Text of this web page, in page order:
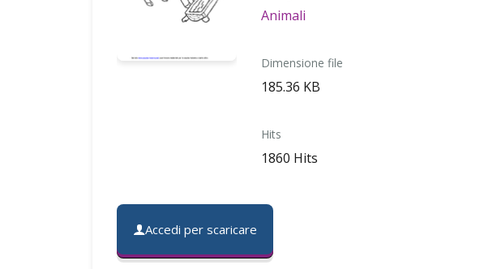
Animali
Dimensione file
185.36 KB
Hits
1860 Hits
Accedi per scaricare